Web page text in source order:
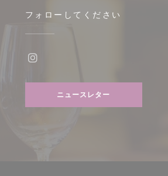
しいウィンドウで開きます))
フォローしてください
ニュースレター